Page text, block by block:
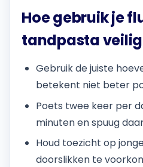
Hoe gebruik je
tandpasta
Gebruik de juiste
betekent niet beter
Poets twee keer per
minuten en spuug
Houd toezicht op
doorslikken te